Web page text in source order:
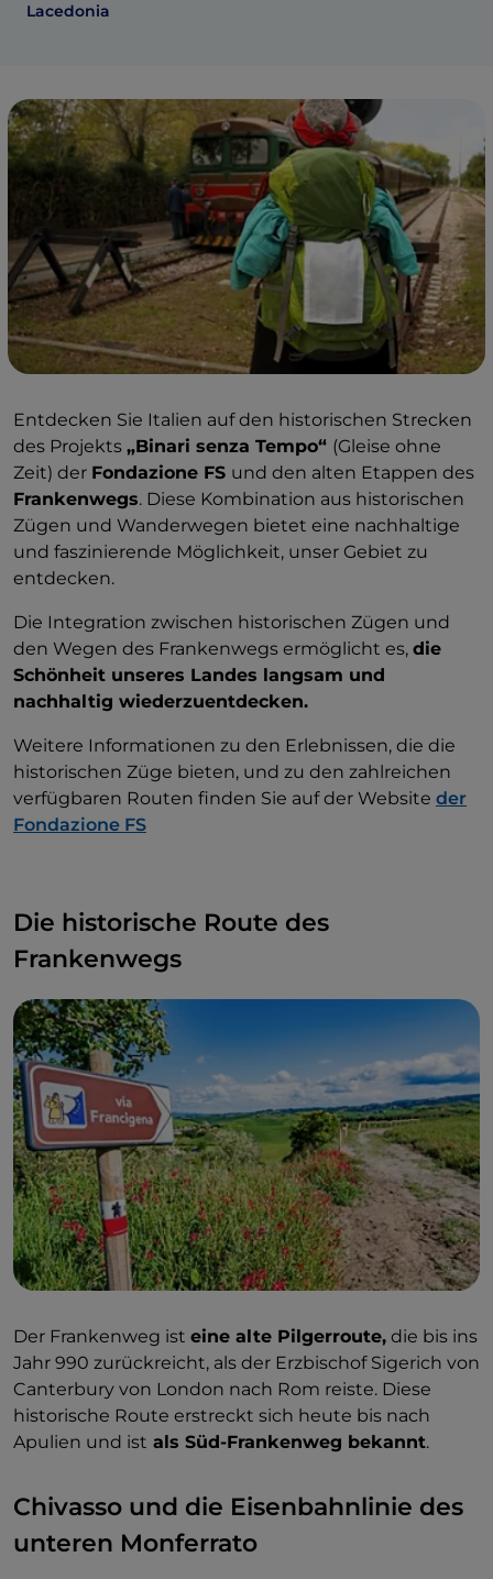
Lacedonia
Entdecken Sie Italien auf den historischen Strecken
des Projekts „Binari senza Tempo“ (Gleise ohne
Zeit) der Fondazione FS und den alten Etappen des
Frankenwegs. Diese Kombination aus historischen
Zügen und Wanderwegen bietet eine nachhaltige
und faszinierende Möglichkeit, unser Gebiet zu
entdecken.
Die Integration zwischen historischen Zügen und
den Wegen des Frankenwegs ermöglicht es, die
Schönheit unseres Landes langsam und
nachhaltig wiederzuentdecken.
Weitere Informationen zu den Erlebnissen, die die
historischen Züge bieten, und zu den zahlreichen
verfügbaren Routen finden Sie auf der Website der
Fondazione FS
Die historische Route des
Frankenwegs
Der Frankenweg ist eine alte Pilgerroute, die bis ins
Jahr 990 zurückreicht, als der Erzbischof Sigerich von
Canterbury von London nach Rom reiste. Diese
historische Route erstreckt sich heute bis nach
Apulien und ist als Süd-Frankenweg bekannt.
Chivasso und die Eisenbahnlinie des
unteren Monferrato